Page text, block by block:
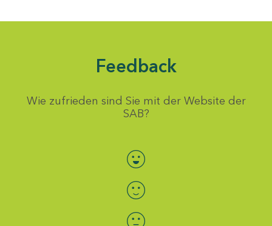
Feedback
Wie zufrieden sind Sie mit der Website der
SAB?
Bewertung auswählen